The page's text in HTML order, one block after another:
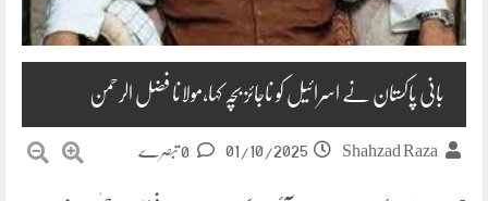
بانی پاکستان نے اسرائیل کو ناجائز بچہ کہا،مولانا فضل الرحمن
Shahzad Raza
01/10/2025